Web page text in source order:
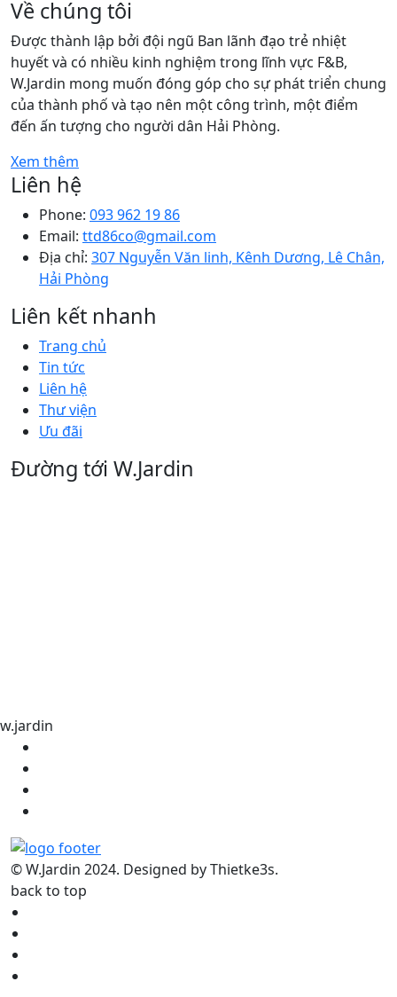
Về chúng tôi
Được thành lập bởi đội ngũ Ban lãnh đạo trẻ nhiệt
huyết và có nhiều kinh nghiệm trong lĩnh vực F&B,
W.Jardin mong muốn đóng góp cho sự phát triển chung
của thành phố và tạo nên một công trình, một điểm
đến ấn tượng cho người dân Hải Phòng.
Xem thêm
Liên hệ
Phone: 093 962 19 86
Email: ttd86co@gmail.com
Địa chỉ: 307 Nguyễn Văn linh, Kênh Dương, Lê Chân,
Hải Phòng
Liên kết nhanh
Trang chủ
Tin tức
Liên hệ
Thư viện
Ưu đãi
Đường tới W.Jardin
w.jardin
© W.Jardin 2024. Designed by Thietke3s.
back to top